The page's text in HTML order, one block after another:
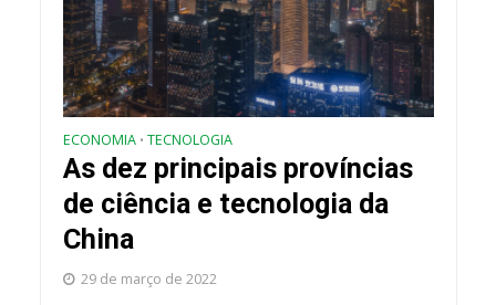
ECONOMIA • TECNOLOGIA
As dez principais províncias
de ciência e tecnologia da
China
29 de março de 2022